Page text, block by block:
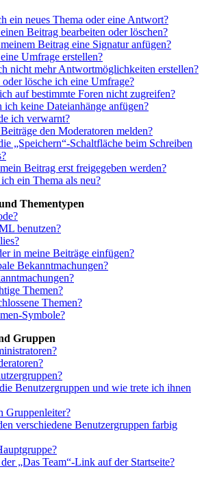
ein neues Thema oder eine Antwort?
Beitrag bearbeiten oder löschen?
Beitrag eine Signatur anfügen?
Umfrage erstellen?
nicht mehr Antwortmöglichkeiten erstellen?
oder lösche ich eine Umfrage?
auf bestimmte Foren nicht zugreifen?
ich keine Dateianhänge anfügen?
ich verwarnt?
den Moderatoren melden?
„Speichern“-Schaltfläche beim Schreiben
Beitrag erst freigegeben werden?
ein Thema als neu?
Thementypen
benutzen?
in meine Beiträge einfügen?
Bekanntmachungen?
Themen?
Themen?
Symbole?
Gruppen
Benutzergruppen und wie trete ich ihnen
Gruppenleiter?
verschiedene Benutzergruppen farbig
„Das Team“-Link auf der Startseite?